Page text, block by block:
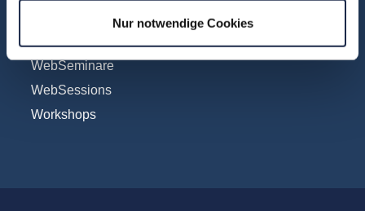
Nur notwendige Cookies
WebSeminare
WebSessions
Workshops